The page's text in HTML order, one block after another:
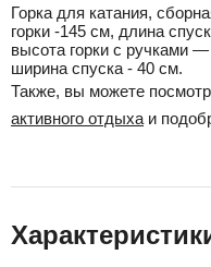
Горка для катания,
горки -145 см, длина
высота горки с ручками
ширина спуска - 40 см.
Также, вы можете
активного отдыха и